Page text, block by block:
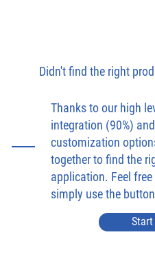
Didn't find the right
Thanks to our high
integration (90%)
customization
together to find the
application. Feel
simply use the